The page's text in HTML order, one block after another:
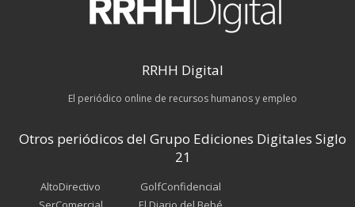
RRHH Digital
El periódico online de recursos humanos y empleo
Otros periódicos del Grupo Ediciones Digitales Siglo
21
AltoDirectivo
GolfConfidencial